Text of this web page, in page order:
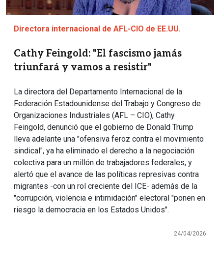
Directora internacional de AFL-CIO de EE.UU.
Cathy Feingold: "El fascismo jamás
triunfará y vamos a resistir"
La directora del Departamento Internacional de la
Federación Estadounidense del Trabajo y Congreso de
Organizaciones Industriales (AFL – CIO), Cathy
Feingold, denunció que el gobierno de Donald Trump
lleva adelante una "ofensiva feroz contra el movimiento
sindical", ya ha eliminado el derecho a la negociación
colectiva para un millón de trabajadores federales, y
alertó que el avance de las políticas represivas contra
migrantes -con un rol creciente del ICE- además de la
"corrupción, violencia e intimidación" electoral "ponen en
riesgo la democracia en los Estados Unidos".
24/04/2026